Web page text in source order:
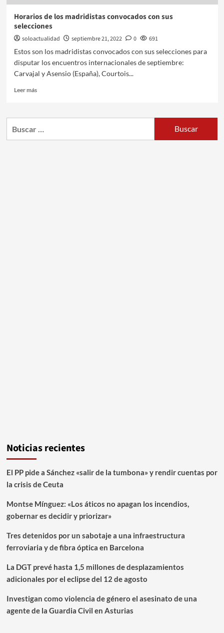
Horarios de los madridistas convocados con sus
selecciones
soloactualidad septiembre 21, 2022 0
691
Estos son los madridistas convocados con sus selecciones para
disputar los encuentros internacionales de septiembre:
Carvajal y Asensio (España), Courtois...
Leer más
Noticias recientes
El PP pide a Sánchez «salir de la tumbona» y rendir cuentas por
la crisis de Ceuta
Montse Mínguez: «Los áticos no apagan los incendios,
gobernar es decidir y priorizar»
Tres detenidos por un sabotaje a una infraestructura
ferroviaria y de fibra óptica en Barcelona
La DGT prevé hasta 1,5 millones de desplazamientos
adicionales por el eclipse del 12 de agosto
Investigan como violencia de género el asesinato de una
agente de la Guardia Civil en Asturias